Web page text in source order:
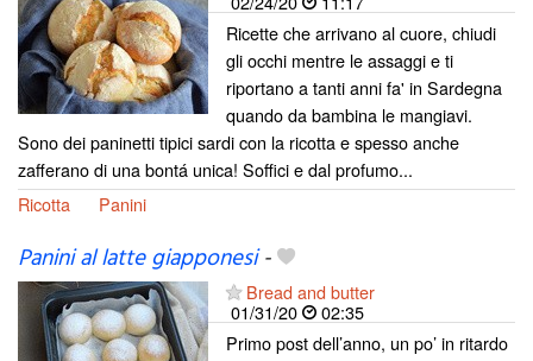
Ricette che arrivano al cuore, chiudi
gli occhi mentre le assaggi e ti
riportano a tanti anni fa' in Sardegna
quando da bambina le mangiavi.
Sono dei paninetti tipici sardi con la ricotta e spesso anche
zafferano di una bontá unica! Soffici e dal profumo...
Ricotta
Panini
Panini al latte giapponesi-
Bread and butter
01/31/20
02:35
Primo post dell’anno, un po’ in ritardo